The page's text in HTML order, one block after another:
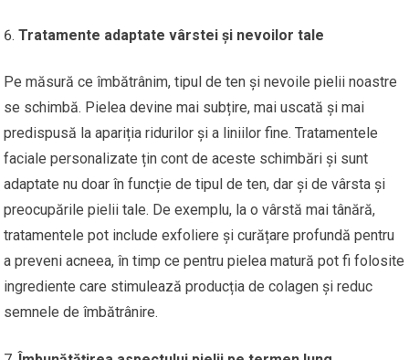
Tratamente adaptate vârstei și nevoilor tale
Pe măsură ce îmbătrânim, tipul de ten și nevoile pielii noastre
se schimbă. Pielea devine mai subțire, mai uscată și mai
predispusă la apariția ridurilor și a liniilor fine. Tratamentele
faciale personalizate țin cont de aceste schimbări și sunt
adaptate nu doar în funcție de tipul de ten, dar și de vârsta și
preocupările pielii tale. De exemplu, la o vârstă mai tânără,
tratamentele pot include exfoliere și curățare profundă pentru
a preveni acneea, în timp ce pentru pielea matură pot fi folosite
ingrediente care stimulează producția de colagen și reduc
semnele de îmbătrânire.